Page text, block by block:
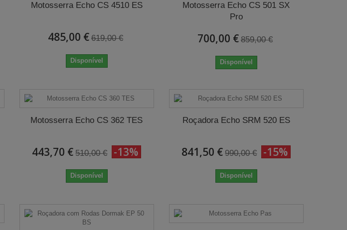
Motosserra Echo CS 4510 ES
485,00 € 619,00 €
Disponível
Motosserra Echo CS 501 SX
Pro
700,00 € 859,00 €
Disponível
Motosserra Echo CS 362 TES
443,70 € 510,00 € -13%
Disponível
Roçadora Echo SRM 520 ES
841,50 € 990,00 € -15%
Disponível